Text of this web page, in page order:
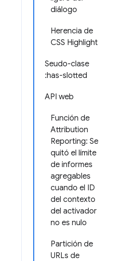
diálogo
Herencia de
CSS Highlight
Seudo-clase
:has-slotted
API web
Función de
Attribution
Reporting: Se
quitó el límite
de informes
agregables
cuando el ID
del contexto
del activador
no es nulo
Partición de
URLs de